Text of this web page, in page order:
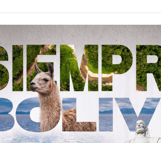
Leer nota